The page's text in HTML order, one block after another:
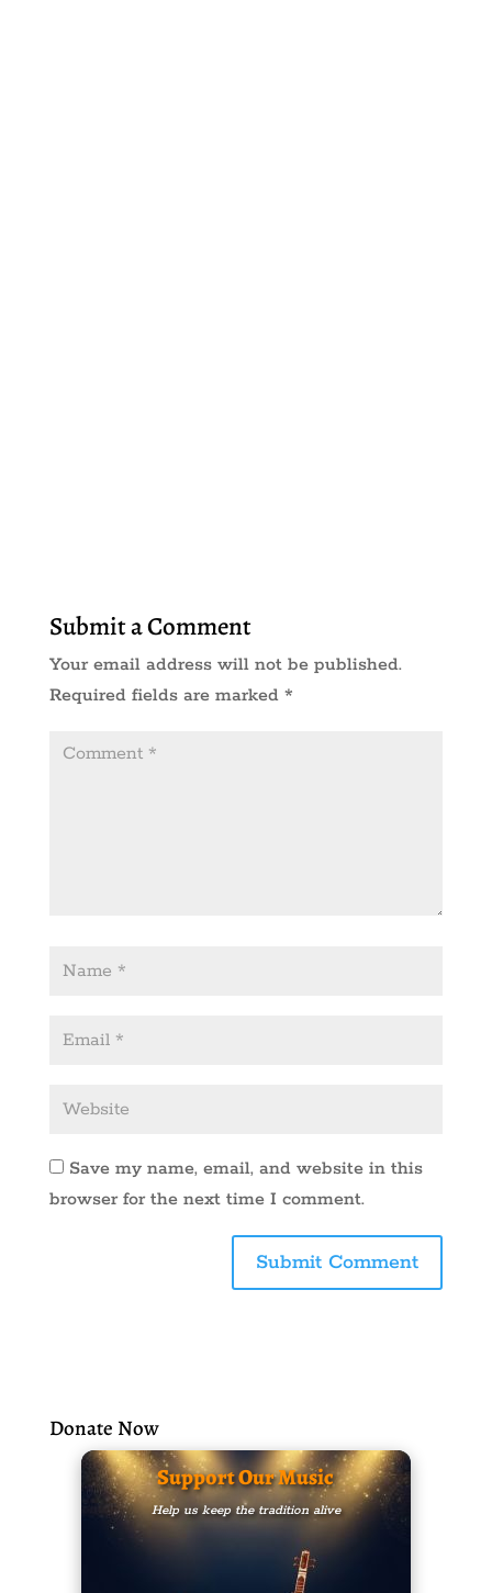
Submit a Comment
Your email address will not be published.
Required fields are marked *
Save my name, email, and website in this
browser for the next time I comment.
Donate Now
Support Our Music
Help us keep the tradition alive